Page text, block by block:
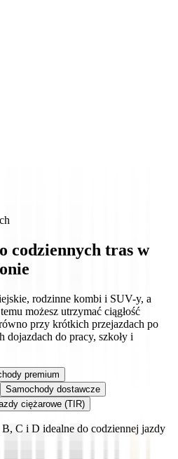
codziennych tras w
rodzinne kombi i SUV-y, a
możesz utrzymać ciągłość
przy krótkich przejazdach po
dojazdach do pracy, szkoły i
premium
Samochody dostawcze
ciężarowe (TIR)
C i D idealne do codziennej jazdy